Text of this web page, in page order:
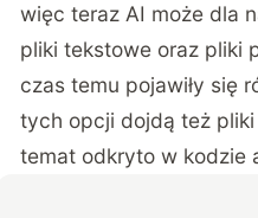
więc teraz AI może dla
pliki tekstowe oraz pliki
czas temu pojawiły się
tych opcji dojdą też
temat odkryto w kodzie